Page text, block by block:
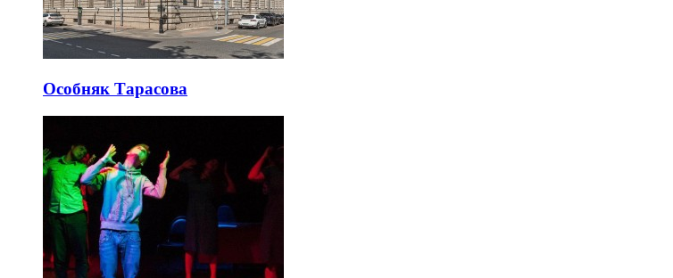
Особняк Тарасова